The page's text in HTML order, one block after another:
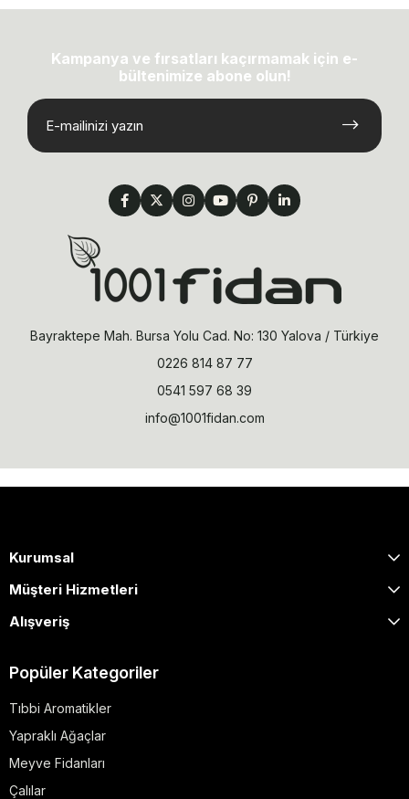
Kampanya ve fırsatları kaçırmamak için e-
bültenimize abone olun!
Bayraktepe Mah. Bursa Yolu Cad. No: 130 Yalova / Türkiye
0226 814 87 77
0541 597 68 39
info@1001fidan.com
Kurumsal
Müşteri Hizmetleri
Alışveriş
Popüler Kategoriler
Tıbbi Aromatikler
Yapraklı Ağaçlar
Meyve Fidanları
Çalılar